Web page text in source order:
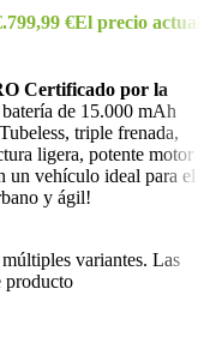
799,99 €El precio actual
Certificado por la
de 15.000 mAh
triple frenada,
ligera, potente motor
un vehículo ideal para el
y ágil!
variantes. Las
producto